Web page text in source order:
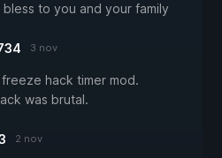
to you and your family
3 nov
hack timer mod.
was brutal.
2 nov